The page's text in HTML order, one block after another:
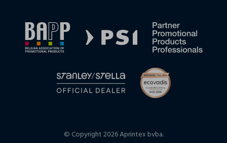
© Copyright 2026 Aprintex bvba.